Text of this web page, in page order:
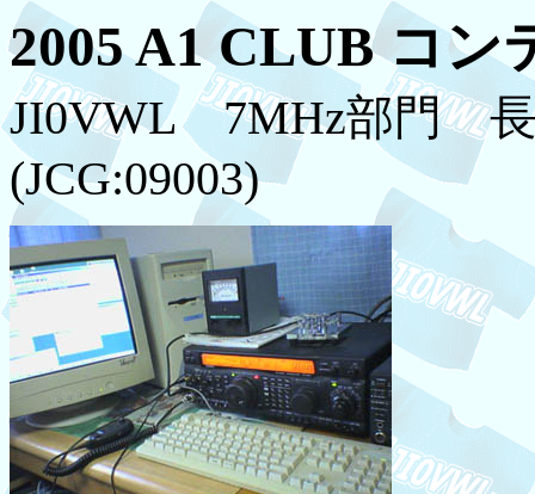
2005 A1 CLUB コン
JI0VWL 7MHz部門 長
(JCG:09003)